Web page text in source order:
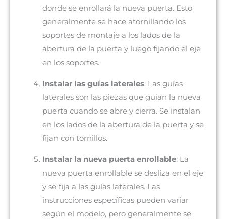
donde se enrollará la nueva puerta. Esto
generalmente se hace atornillando los
soportes de montaje a los lados de la
abertura de la puerta y luego fijando el eje
en los soportes.
Instalar las guías laterales: Las guías
laterales son las piezas que guían la nueva
puerta cuando se abre y cierra. Se instalan
en los lados de la abertura de la puerta y se
fijan con tornillos.
Instalar la nueva puerta enrollable: La
nueva puerta enrollable se desliza en el eje
y se fija a las guías laterales. Las
instrucciones específicas pueden variar
según el modelo, pero generalmente se